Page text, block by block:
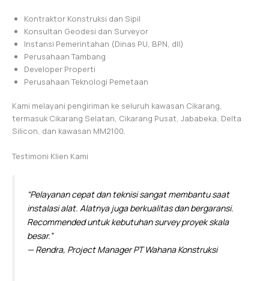
Kontraktor Konstruksi dan Sipil
Konsultan Geodesi dan Surveyor
Instansi Pemerintahan (Dinas PU, BPN, dll)
Perusahaan Tambang
Developer Properti
Perusahaan Teknologi Pemetaan
Kami melayani pengiriman ke seluruh kawasan Cikarang,
termasuk Cikarang Selatan, Cikarang Pusat, Jababeka, Delta
Silicon, dan kawasan MM2100.
Testimoni Klien Kami
“Pelayanan cepat dan teknisi sangat membantu saat
instalasi alat. Alatnya juga berkualitas dan bergaransi.
Recommended untuk kebutuhan survey proyek skala
besar.”
— Rendra, Project Manager PT Wahana Konstruksi